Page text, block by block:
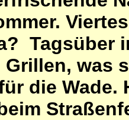
Tagsüber
Grillen, was
die